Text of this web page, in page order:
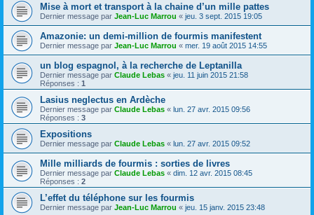
Mise à mort et transport à la chaine d’un mille pattes
Dernier message par Jean-Luc Marrou « jeu. 3 sept. 2015 19:05
Amazonie: un demi-million de fourmis manifestent
Dernier message par Jean-Luc Marrou « mer. 19 août 2015 14:55
un blog espagnol, à la recherche de Leptanilla
Dernier message par Claude Lebas « jeu. 11 juin 2015 21:58
Réponses : 1
Lasius neglectus en Ardèche
Dernier message par Claude Lebas « lun. 27 avr. 2015 09:56
Réponses : 3
Expositions
Dernier message par Claude Lebas « lun. 27 avr. 2015 09:52
Mille milliards de fourmis : sorties de livres
Dernier message par Claude Lebas « dim. 12 avr. 2015 08:45
Réponses : 2
L’effet du téléphone sur les fourmis
Dernier message par Jean-Luc Marrou « jeu. 15 janv. 2015 23:48